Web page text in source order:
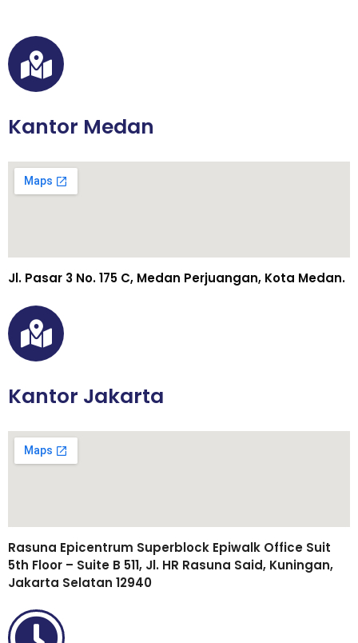
Kantor Medan
Jl. Pasar 3 No. 175 C, Medan Perjuangan, Kota Medan.
Kantor Jakarta
Rasuna Epicentrum Superblock Epiwalk Office Suit
5th Floor – Suite B 511, Jl. HR Rasuna Said, Kuningan,
Jakarta Selatan 12940